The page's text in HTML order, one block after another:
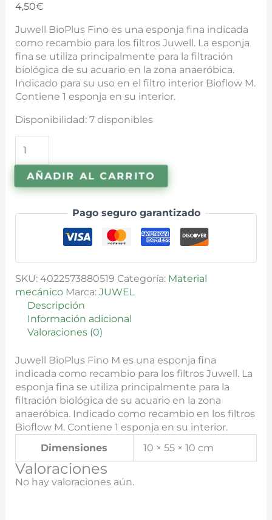
4,50€
Juwell BioPlus Fino es una esponja fina indicada
como recambio para los filtros Juwell. La esponja
fina se utiliza principalmente para la filtración
biológica de su acuario en la zona anaeróbica.
Indicado para su uso en el filtro interior Bioflow M.
Contiene 1 esponja en su interior.
Disponibilidad: 7 disponibles
AÑADIR AL CARRITO
Pago seguro garantizado
SKU: 4022573880519 Categoría: Material
mecánico Marca: JUWEL
Descripción
Información adicional
Valoraciones (0)
Juwell BioPlus Fino M es una esponja fina
indicada como recambio para los filtros Juwell. La
esponja fina se utiliza principalmente para la
filtración biológica de su acuario en la zona
anaeróbica. Indicado como recambio en los filtros
Bioflow M. Contiene 1 esponja en su interior.
Dimensiones
10 × 55 × 10 cm
Valoraciones
No hay valoraciones aún.